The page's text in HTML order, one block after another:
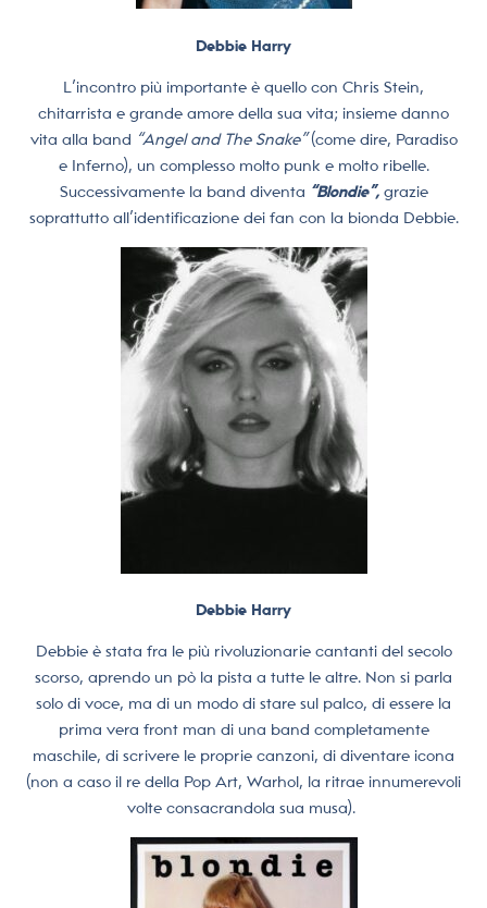
Debbie Harry
L’incontro più importante è quello con Chris Stein,
chitarrista e grande amore della sua vita; insieme danno
vita alla band “Angel and The Snake”(come dire, Paradiso
e Inferno), un complesso molto punk e molto ribelle.
Successivamente la band diventa “Blondie”,grazie
soprattutto all’identificazione dei fan con la bionda Debbie.
Debbie Harry
Debbie è stata fra le più rivoluzionarie cantanti del secolo
scorso, aprendo un pò la pista a tutte le altre. Non si parla
solo di voce, ma di un modo di stare sul palco, di essere la
prima vera front man di una band completamente
maschile, di scrivere le proprie canzoni, di diventare icona
(non a caso il re della Pop Art, Warhol, la ritrae innumerevoli
volte consacrandola sua musa).